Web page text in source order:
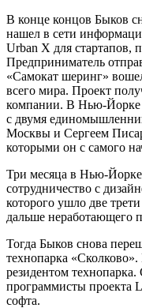
В конце концов Быков
нашел в сети
Urban X для стартапов,
Предприниматель
«Самокат шеринг»
всего мира. Проект
компании. В Нью-Йорке
с двумя
Москвы и Сергеем
которыми он с самого
Три месяца в Нью-
сотрудничество с
которого ушло две
дальше неработающего
Тогда Быков снова
технопарка
резидентом
программисты проекта
софта.